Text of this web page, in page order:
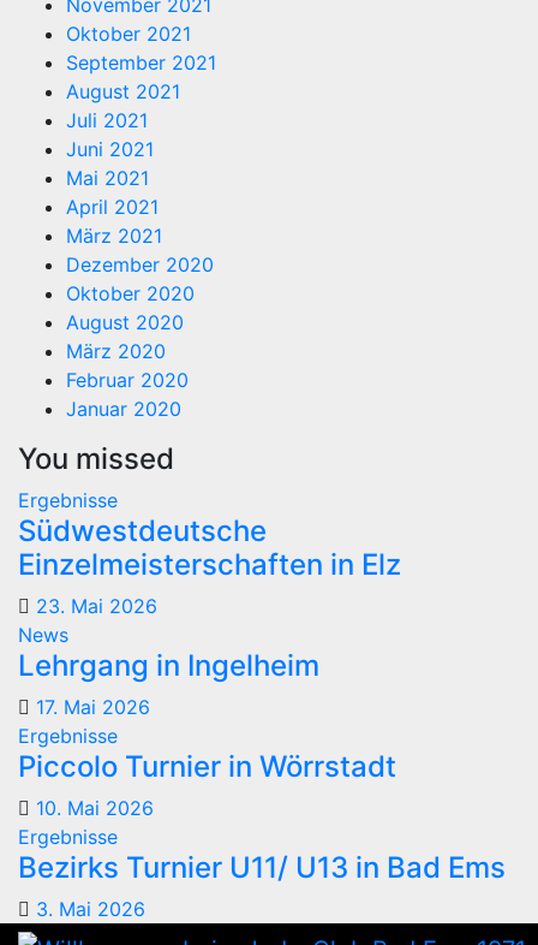
November 2021
Oktober 2021
September 2021
August 2021
Juli 2021
Juni 2021
Mai 2021
April 2021
März 2021
Dezember 2020
Oktober 2020
August 2020
März 2020
Februar 2020
Januar 2020
You missed
Ergebnisse
Südwestdeutsche
Einzelmeisterschaften in Elz
23. Mai 2026
News
Lehrgang in Ingelheim
17. Mai 2026
Ergebnisse
Piccolo Turnier in Wörrstadt
10. Mai 2026
Ergebnisse
Bezirks Turnier U11/ U13 in Bad Ems
3. Mai 2026